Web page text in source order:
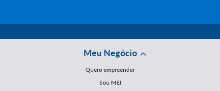
Meu Negócio
Quero empreender
Sou MEI